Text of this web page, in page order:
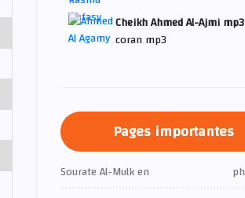
Cheikh Ahmed Al-Ajmi mp3
coran mp3
Pages importantes
Sourate Al-Mulk en